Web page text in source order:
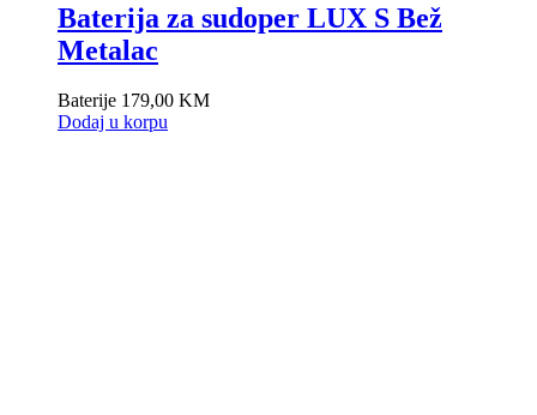
Baterija za sudoper LUX S Bež
Metalac
Baterije 179,00 KM
Dodaj u korpu